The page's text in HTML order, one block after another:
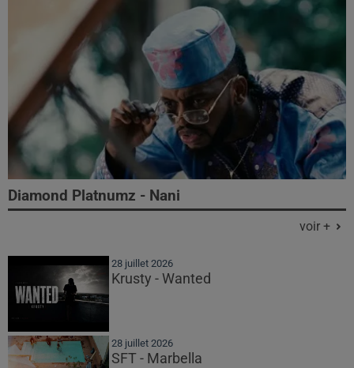
Diamond Platnumz - Nani
voir +
28 juillet 2026
Krusty - Wanted
28 juillet 2026
SFT - Marbella